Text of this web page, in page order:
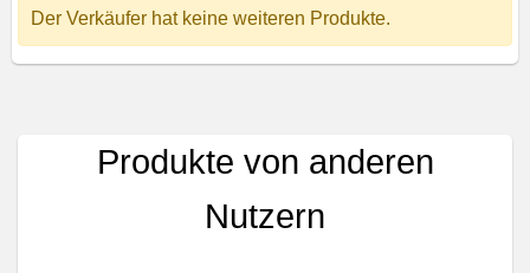
Der Verkäufer hat keine weiteren Produkte.
Produkte von anderen
Nutzern